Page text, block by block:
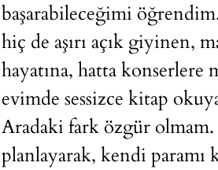
başarabileceğimi
hiç de aşırı açık giyinen,
hayatına, hatta konserlere
evimde sessizce kitap
Aradaki fark özgür
planlayarak, kendi paramı